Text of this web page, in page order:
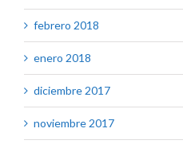
febrero 2018
enero 2018
diciembre 2017
noviembre 2017